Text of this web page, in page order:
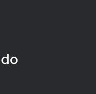
do